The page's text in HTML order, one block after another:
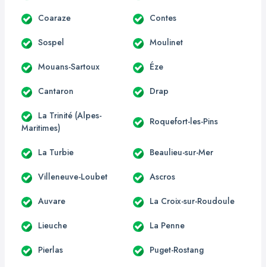
Coaraze Contes
Sospel Moulinet
Mouans-Sartoux Éze
Cantaron Drap
La Trinité (Alpes-
Maritimes)
Roquefort-les-Pins
La Turbie Beaulieu-sur-Mer
Villeneuve-Loubet Ascros
Auvare La Croix-sur-Roudoule
Lieuche La Penne
Pierlas Puget-Rostang